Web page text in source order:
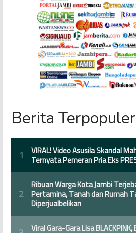
Berita Terpopuler